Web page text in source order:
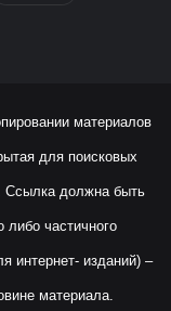
материалов
для поисковых
Ссылка должна быть
либо частичного
интернет- изданий) –
материала.